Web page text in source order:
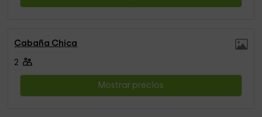
Cabaña Chica
2
Mostrar precios